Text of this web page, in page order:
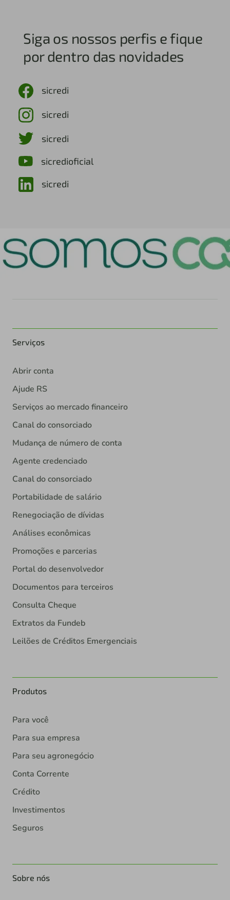
Siga os nossos perfis e fique
por dentro das novidades
sicredi
sicredi
sicredi
sicredioficial
sicredi
Serviços
Abrir conta
Ajude RS
Serviços ao mercado financeiro
Canal do consorciado
Mudança de número de conta
Agente credenciado
Canal do consorciado
Portabilidade de salário
Renegociação de dívidas
Análises econômicas
Promoções e parcerias
Portal do desenvolvedor
Documentos para terceiros
Consulta Cheque
Extratos da Fundeb
Leilões de Créditos Emergenciais
Produtos
Para você
Para sua empresa
Para seu agronegócio
Conta Corrente
Crédito
Investimentos
Seguros
Sobre nós